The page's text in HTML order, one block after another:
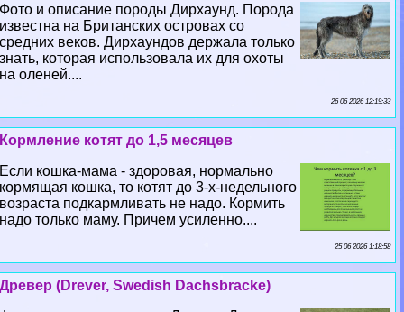
Фото и описание породы Дирхаунд. Порода
известна на Британских островах со
средних веков. Дирхаундов держала только
знать, которая использовала их для охоты
на оленей....
26 06 2026 12:19:33
Кормление котят до 1,5 месяцев
Если кошка-мама - здоровая, нормально
кормящая кошка, то котят до 3-х-недельного
возраста подкармливать не надо. Кормить
надо только маму. Причем усиленно....
25 06 2026 1:18:58
Древер (Drever, Swedish Dachsbracke)